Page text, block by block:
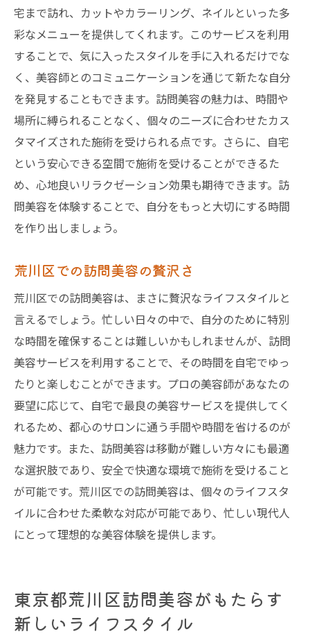
宅まで訪れ、カットやカラーリング、ネイルといった多
彩なメニューを提供してくれます。このサービスを利用
することで、気に入ったスタイルを手に入れるだけでな
く、美容師とのコミュニケーションを通じて新たな自分
を発見することもできます。訪問美容の魅力は、時間や
場所に縛られることなく、個々のニーズに合わせたカス
タマイズされた施術を受けられる点です。さらに、自宅
という安心できる空間で施術を受けることができるた
め、心地良いリラクゼーション効果も期待できます。訪
問美容を体験することで、自分をもっと大切にする時間
を作り出しましょう。
荒川区での訪問美容の贅沢さ
荒川区での訪問美容は、まさに贅沢なライフスタイルと
言えるでしょう。忙しい日々の中で、自分のために特別
な時間を確保することは難しいかもしれませんが、訪問
美容サービスを利用することで、その時間を自宅でゆっ
たりと楽しむことができます。プロの美容師があなたの
要望に応じて、自宅で最良の美容サービスを提供してく
れるため、都心のサロンに通う手間や時間を省けるのが
魅力です。また、訪問美容は移動が難しい方々にも最適
な選択肢であり、安全で快適な環境で施術を受けること
が可能です。荒川区での訪問美容は、個々のライフスタ
イルに合わせた柔軟な対応が可能であり、忙しい現代人
にとって理想的な美容体験を提供します。
東京都荒川区訪問美容がもたらす
新しいライフスタイル